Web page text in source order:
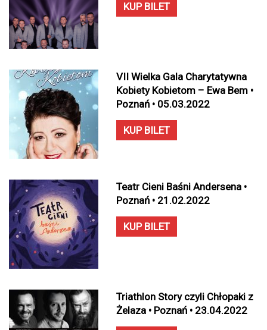
KUP BILET
VII Wielka Gala Charytatywna
Kobiety Kobietom – Ewa Bem •
Poznań • 05.03.2022
KUP BILET
Teatr Cieni Baśni Andersena •
Poznań • 21.02.2022
KUP BILET
Triathlon Story czyli Chłopaki z
Żelaza • Poznań • 23.04.2022